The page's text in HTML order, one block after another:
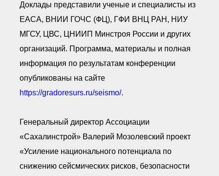
Доклады представили ученые и специалисты из
ЕАСА, ВНИИ ГОЧС (ФЦ), ГФИ ВНЦ РАН, НИУ
МГСУ, ЦВС, ЦНИИП Минстроя России и других
организаций. Программа, материалы и полная
информация по результатам конференции
опубликованы на сайте
https://gradoresurs.ru/seismo/.
Генеральный директор Ассоциации
«Сахалинстрой» Валерий Мозолевский проект
«Усиление национального потенциала по
снижению сейсмических рисков, безопасности